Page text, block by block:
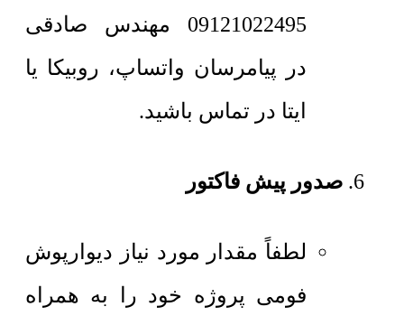
09121022495 مهندس صادقی
در پیامرسان واتساپ، روبیکا یا
ایتا در تماس باشید.
صدور پیش فاکتور
لطفاً مقدار مورد نیاز دیوارپوش
فومی پروژه خود را به همراه